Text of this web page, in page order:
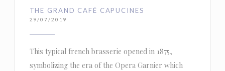
THE GRAND CAFÉ CAPUCINES
29/07/2019
This typical french brasserie opened in 1875,
symbolizing the era of the Opera Garnier which